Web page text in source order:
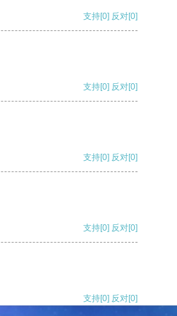
支持[0] 反对[0]
支持[0] 反对[0]
支持[0] 反对[0]
支持[0] 反对[0]
支持[0] 反对[0]